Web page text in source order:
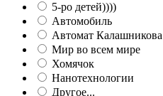
5-ро детей))))
Автомобиль
Автомат Калашникова
Мир во всем мире
Хомячок
Нанотехнологии
Другое...